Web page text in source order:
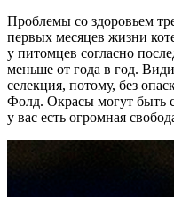
Проблемы со здоровьем
первых месяцев жизни
у питомцев согласно
меньше от года в год.
селекция, потому, без
Фолд. Окрасы могут быть
у вас есть огромная